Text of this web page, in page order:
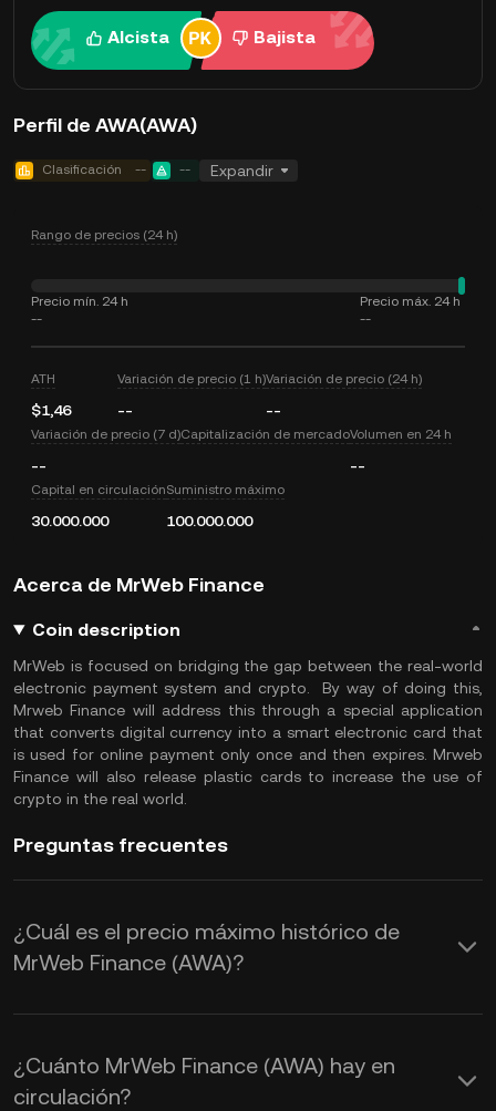
Alcista Bajista
Perfil de AWA(AWA)
Clasificación -- -- Expandir
Rango de precios (24 h)
Precio mín. 24 h
--
Precio máx. 24 h
--
ATH
$1,46
Variación de precio (1 h)
--
Variación de precio (24 h)
--
Variación de precio (7 d)
--
Capitalización de mercadoVolumen en 24 h
--
Capital en circulación
30.000.000
Suministro máximo
100.000.000
Acerca de MrWeb Finance
Coin description
MrWeb is focused on bridging the gap between the real-world
electronic payment system and crypto. By way of doing this,
Mrweb Finance will address this through a special application
that converts digital currency into a smart electronic card that
is used for online payment only once and then expires. Mrweb
Finance will also release plastic cards to increase the use of
crypto in the real world.
Preguntas frecuentes
¿Cuál es el precio máximo histórico de
MrWeb Finance (AWA)?
¿Cuánto MrWeb Finance (AWA) hay en
circulación?